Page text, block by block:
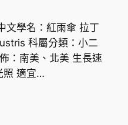
文學名：紅雨傘 拉丁
科屬分類：小二
：南美、北美 生長速
照 適宜…